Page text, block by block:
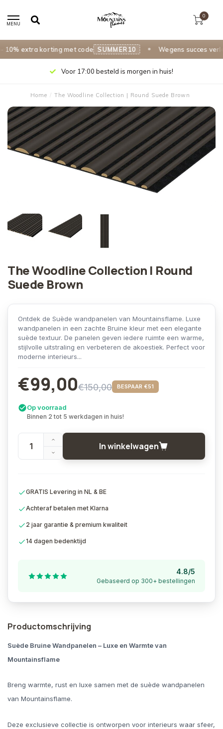
extra korting met code SUMMER10 Wegens succes
MENU
0
Voor 17:00 besteld is morgen in huis!
Home / The Woodline Collection | Round Suede Brown
The Woodline Collection | Round
Suede Brown
Ontdek de Suède wandpanelen van Mountainsflame. Luxe
wandpanelen in een zachte Bruine kleur met een elegante
suède textuur. De panelen geven iedere ruimte een warme,
stijlvolle uitstraling en verbeteren de akoestiek. Perfect voor
moderne interieurs...
€99,00€150,00 BESPAAR €51
Op voorraad
Binnen 2 tot 5 werkdagen in huis!
In winkelwagen
GRATIS Levering in NL & BE
Achteraf betalen met Klarna
2 jaar garantie & premium kwaliteit
14 dagen bedenktijd
4.8/5
Gebaseerd op 300+ bestellingen
Productomschrijving
Suède Bruine Wandpanelen – Luxe en Warmte van
Mountainsflame
Breng warmte, rust en luxe samen met de suède wandpanelen
van Mountainsflame.
Deze exclusieve collectie is ontworpen voor interieurs waar sfeer,